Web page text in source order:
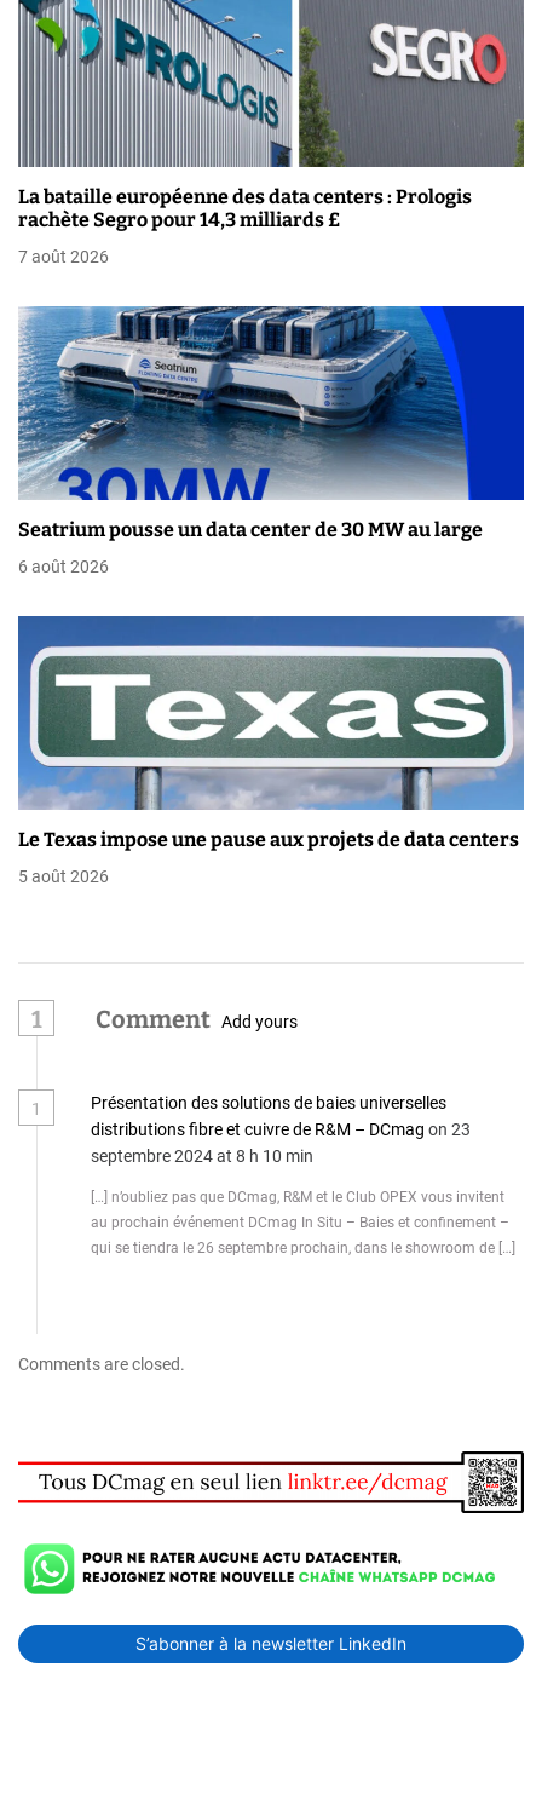
d
e
l
’
a
r
t
i
c
La bataille européenne des data centers : Prologis
rachète Segro pour 14,3 milliards £
7 août 2026
Seatrium pousse un data center de 30 MW au large
6 août 2026
Le Texas impose une pause aux projets de data centers
5 août 2026
1 Comment Add yours
1
Présentation des solutions de baies universelles
distributions fibre et cuivre de R&M – DCmag on 23
septembre 2024 at 8 h 10 min
[…] n’oubliez pas que DCmag, R&M et le Club OPEX vous invitent
au prochain événement DCmag In Situ – Baies et confinement –
qui se tiendra le 26 septembre prochain, dans le showroom de […]
Comments are closed.
S’abonner à la newsletter LinkedIn